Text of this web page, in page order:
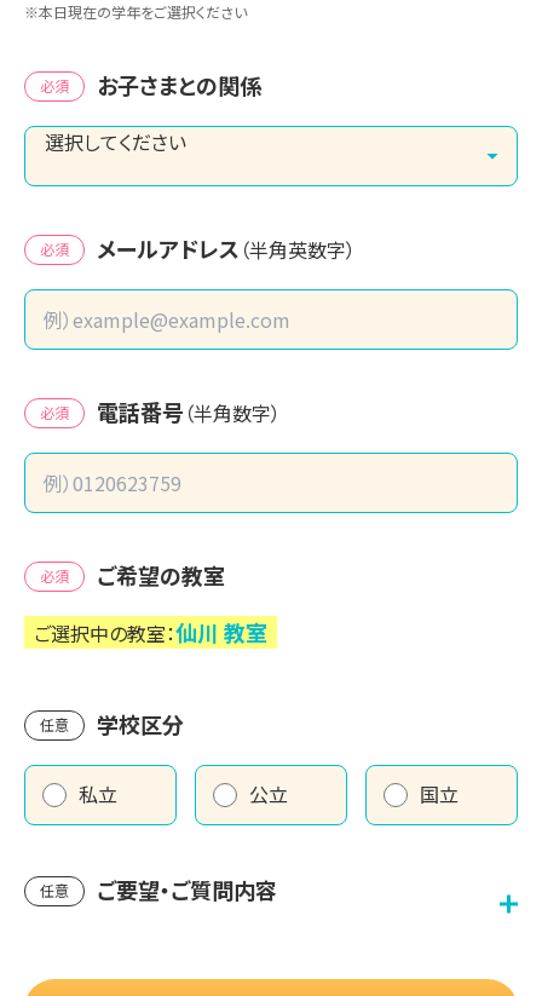
※本日現在の学年をご選択ください
必須 お子さまとの関係
必須 メールアドレス （半角英数字）
必須 電話番号 （半角数字）
必須 ご希望の教室
ご選択中の教室：仙川 教室
任意 学校区分
私立 公立 国立
任意 ご要望・ご質問内容